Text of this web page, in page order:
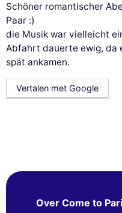
Schöner romantischer
Paar :)
die Musik war vielleicht
Abfahrt dauerte ewig, da
spät ankamen.
Vertalen met Google
Over Come to